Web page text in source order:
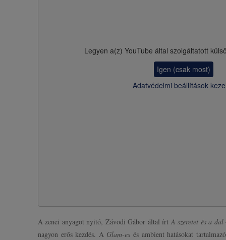
Legyen a(z) YouTube által szolgáltatott
Igen (csak most)
Adatvédelmi beállítások
A zenei anyagot nyitó, Závodi Gábor által írtA szeretet és a dal
nagyon erős kezdés. A Glam-es és ambient hatásokat